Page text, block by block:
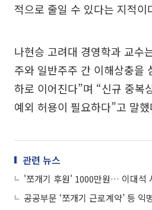
적으로 줄일 수 있다는 지적이
나현승 고려대 경영학과 교수
주와 일반주주 간 이해상충을
하로 이어진다”며 “신규 중복
예외 허용이 필요하다”고 말
관련 뉴스
공공부문 ‘쪼개기 근로계약’ 등 익